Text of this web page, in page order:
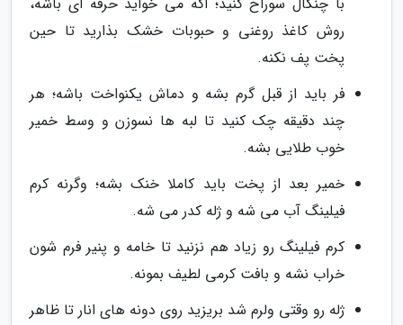
روش کاغذ روغنی و حبوبات خشک بذارید تا حین
پخت پف نکنه.
فر باید از قبل گرم بشه و دماش یکنواخت باشه؛ هر
چند دقیقه چک کنید تا لبه ها نسوزن و وسط خمیر
خوب طلایی بشه.
خمیر بعد از پخت باید کاملا خنک بشه؛ وگرنه کرم
فیلینگ آب می شه و ژله کدر می شه.
کرم فیلینگ رو زیاد هم نزنید تا خامه و پنیر فرم شون
خراب نشه و بافت کرمی لطیف بمونه.
ژله رو وقتی ولرم شد بریزید روی دونه های انار تا ظاهر